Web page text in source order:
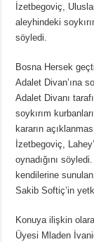
İzetbegoviç,
aleyhindeki
söyledi.
Bosna Hersek
Adalet Divan’ına
Adalet Divanı
soykırım
kararın
İzetbegoviç,
oynadığını
kendilerine
Sakib Softiç’in
Konuya ilişkin
Üyesi Mladen